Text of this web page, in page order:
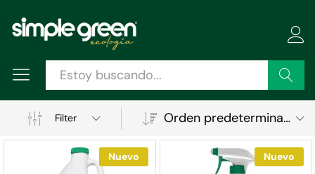
Buscar
Filter Orden predeterminado
Nuevo Nuevo